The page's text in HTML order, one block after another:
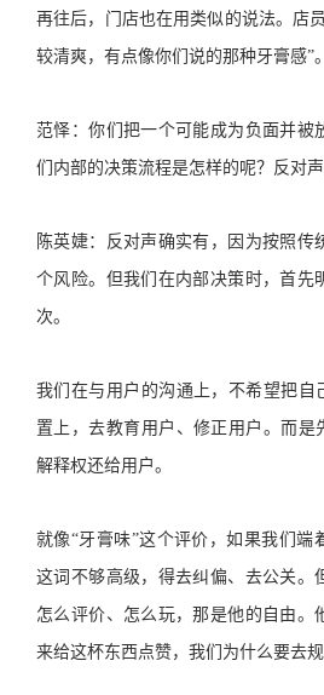
再往后，门店也在用类似的说法。店
较清爽，有点像你们说的那种牙膏感”。
范怿：你们把一个可能成为负面并被
们内部的决策流程是怎样的呢？反对声
陈英婕：反对声确实有，因为按照传
个风险。但我们在内部决策时，首先
次。
我们在与用户的沟通上，不希望把自
置上，去教育用户、修正用户。而是
解释权还给用户。
就像“牙膏味”这个评价，如果我们端
这词不够高级，得去纠偏、去公关。
怎么评价、怎么玩，那是他的自由。
来给这杯东西点赞，我们为什么要去规